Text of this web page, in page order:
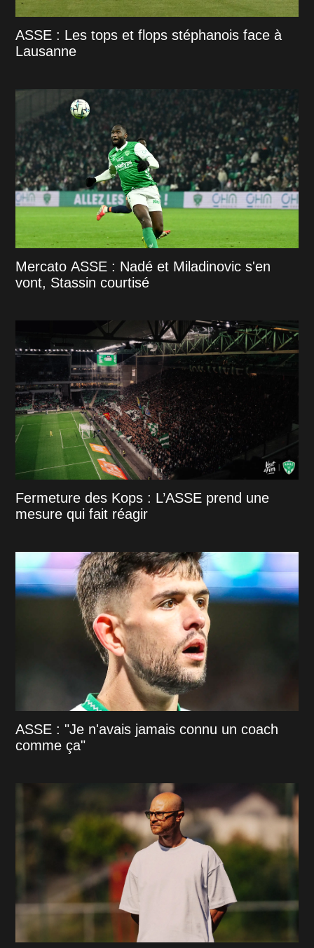
ASSE : Les tops et flops stéphanois face à
Lausanne
Mercato ASSE : Nadé et Miladinovic s'en
vont, Stassin courtisé
Fermeture des Kops : L’ASSE prend une
mesure qui fait réagir
ASSE : "Je n'avais jamais connu un coach
comme ça"